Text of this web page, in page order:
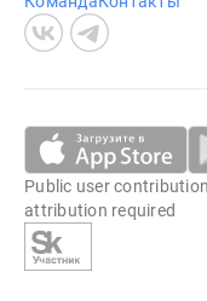
Public user
attribution required